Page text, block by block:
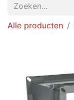
Alle producten